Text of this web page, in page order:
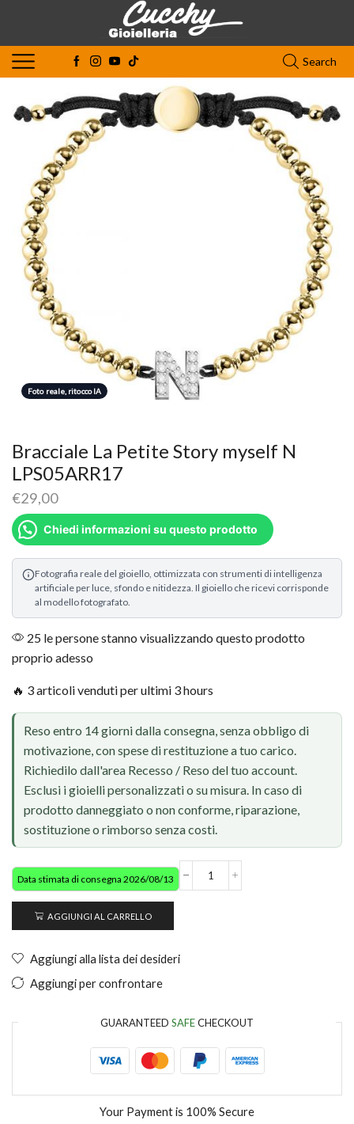
Search
Foto reale, ritocco IA
Bracciale La Petite Story myself N
LPS05ARR17
€29,00
Chiedi informazioni su questo prodotto
Fotografia reale del gioiello, ottimizzata con strumenti di intelligenza
artificiale per luce, sfondo e nitidezza. Il gioiello che ricevi corrisponde
al modello fotografato.
25 le persone stanno visualizzando questo prodotto
proprio adesso
🔥 3 articoli venduti per ultimi 3 hours
Reso entro 14 giorni dalla consegna, senza obbligo di
motivazione, con spese di restituzione a tuo carico.
Richiedilo dall'area Recesso / Reso del tuo account.
Esclusi i gioielli personalizzati o su misura. In caso di
prodotto danneggiato o non conforme, riparazione,
sostituzione o rimborso senza costi.
Data stimata di consegna 2026/08/13
AGGIUNGI AL CARRELLO
Aggiungi alla lista dei desideri
Aggiungi per confrontare
GUARANTEED SAFECHECKOUT
Your Payment is 100% Secure